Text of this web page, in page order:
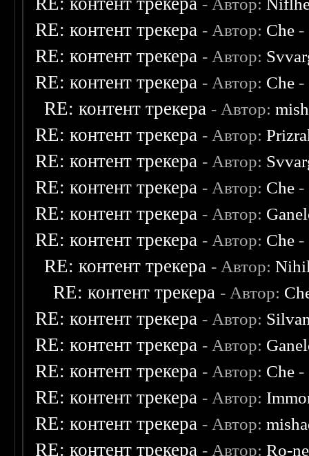
- Автор:
RE: контент трекера - Автор: Che -
RE: контент трекера - Автор:
RE: контент трекера - Автор: Che -
RE: контент трекера - Автор:
RE: контент трекера - Автор:
RE: контент трекера - Автор:
RE: контент трекера - Автор: Che -
RE: контент трекера - Автор:
RE: контент трекера - Автор: Che -
RE: контент трекера - Автор:
RE: контент трекера - Автор:
RE: контент трекера - Автор:
RE: контент трекера - Автор:
RE: контент трекера - Автор: Che -
RE: контент трекера - Автор:
RE: контент трекера - Автор:
RE: контент трекера - Автор:Ro-